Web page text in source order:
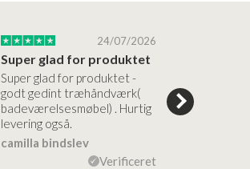
24/07/2026
Super glad for produktet
Super glad for produktet -
godt gedint træhåndværk(
badeværelsesmøbel) . Hurtig
levering også.
camilla bindslev
Verificeret
forståelig
nem